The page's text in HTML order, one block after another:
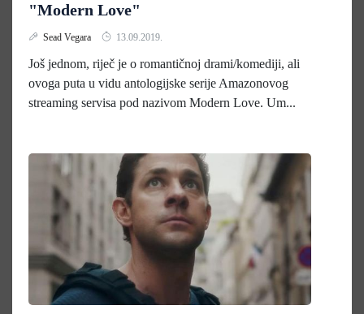
"Modern Love"
Sead Vegara 13.09.2019.
Još jednom, riječ je o romantičnoj drami/komediji, ali
ovoga puta u vidu antologijske serije Amazonovog
streaming servisa pod nazivom Modern Love. Um...